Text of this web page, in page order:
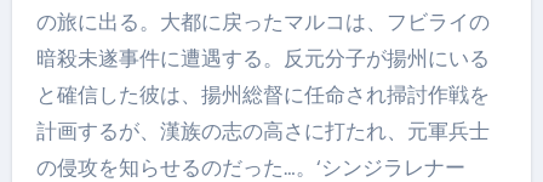
の旅に出る。大都に戻ったマルコは、フビライの
暗殺未遂事件に遭遇する。反元分子が揚州にいる
と確信した彼は、揚州総督に任命され掃討作戦を
計画するが、漢族の志の高さに打たれ、元軍兵士
の侵攻を知らせるのだった…。‘シンジラレナー